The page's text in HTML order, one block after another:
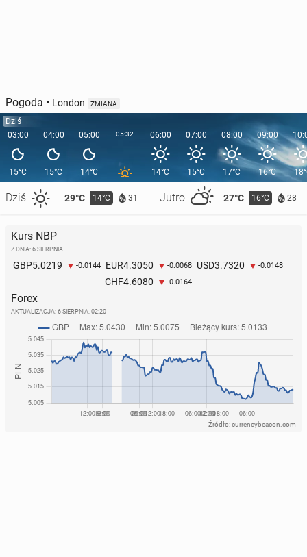
Pogoda • London ZMIANA
Dziś
03:00
15°C
Dziś 29°C 14°C 31 Jutro 27°C 16°C 28
04:00
15°C
05:00
14°C
05:32 06:00
14°C
07:00
15°C
08:00
17°C
09:00
16°C
Kurs NBP
Z DNIA: 6 SIERPNIA
GBP5.0219 -0.0144 EUR4.3050 -0.0068 USD3.7320 -0.0148
CHF4.6080 -0.0164
Forex
AKTUALIZACJA: 6 SIERPNIA, 02:20
Źródło: currencybeacon.com